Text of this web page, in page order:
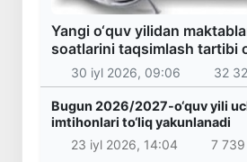
Yangi o‘quv yilidan
soatlarini taqsimlash tartibi
30 iyl 2026, 09:06 32
Bugun 2026/2027-o‘quv yili
imtihonlari to‘liq yakunlanadi
23 iyl 2026, 14:04
7 739